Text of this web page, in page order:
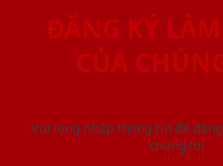
ĐĂNG KÝ
CỦA
Vui lòng nhập thông tin để
chúng tôi